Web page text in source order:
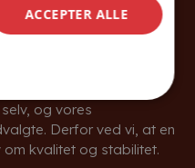
innovative løsninger. Det
og vores
Derfor ved vi, at en
om kvalitet og stabilitet.
ACCEPTER ALLE